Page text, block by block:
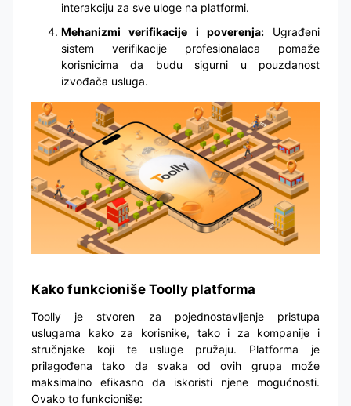
interakciju za sve uloge na platformi.
Mehanizmi verifikacije i poverenja:Ugrađeni
sistem verifikacije profesionalaca pomaže
korisnicima da budu sigurni u pouzdanost
izvođača usluga.
Kako funkcioniše Toolly platforma
Toolly je stvoren za pojednostavljenje pristupa
uslugama kako za korisnike, tako i za kompanije i
stručnjake koji te usluge pružaju. Platforma je
prilagođena tako da svaka od ovih grupa može
maksimalno efikasno da iskoristi njene mogućnosti.
Ovako to funkcioniše: